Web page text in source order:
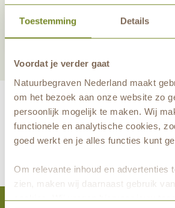
Toestemming Details
Voordat je verder gaat
Natuurbegraven Nederland maakt
om het bezoek aan onze website zo
persoonlijk mogelijk te maken. Wij
functionele en analytische cookies,
goed werkt en je alles functies kunt
Om relevante inhoud en advertenties
zien, maken wij daarnaast gebruik
cookies. Wij vragen hiervoor jouw
Nieuwsbrief aanmelden
maakt eeuwige grafrust in de natuur